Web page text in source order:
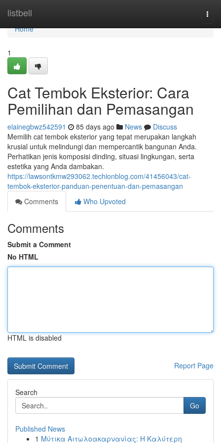
listbell
Home
Home
1
Cat Tembok Eksterior: Cara
Pemilihan dan Pemasangan
elainegbwz542591 85 days ago News
Discuss
Memilih cat tembok eksterior yang tepat merupakan langkah
krusial untuk melindungi dan mempercantik bangunan Anda.
Perhatikan jenis komposisi dinding, situasi lingkungan, serta
estetika yang Anda dambakan.
https://lawsontkmw293062.techionblog.com/41456043/cat-
tembok-eksterior-panduan-penentuan-dan-pemasangan
Comments
Who Upvoted
Comments
Submit a Comment
No HTML
HTML is disabled
Report Page
Search
Go
Published News
1 Μύτικα Αιτωλοακαρνανίας: Η Καλύτερη